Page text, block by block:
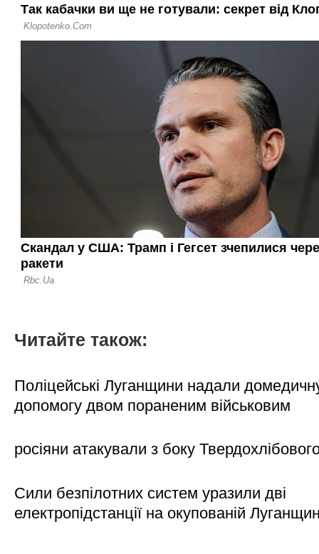
Читайте також:
Поліцейські Луганщини надали
допомогу двом пораненим військовим
росіяни атакували з боку
Сили безпілотних систем уразили дві
електропідстанції на окупованій